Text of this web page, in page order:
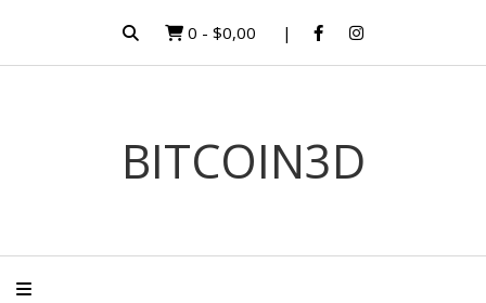
0 - $0,00
BITCOIN3D